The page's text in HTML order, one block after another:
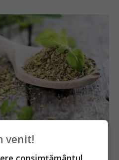
beneficii puternice
bacteriile și are efect
venit!